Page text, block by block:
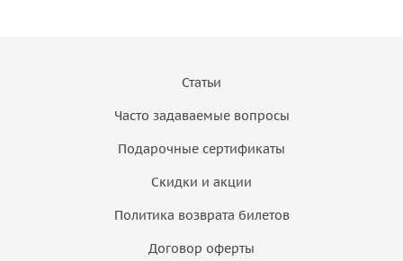
Статьи
Часто задаваемые вопросы
Подарочные сертификаты
Скидки и акции
Политика возврата билетов
Договор оферты